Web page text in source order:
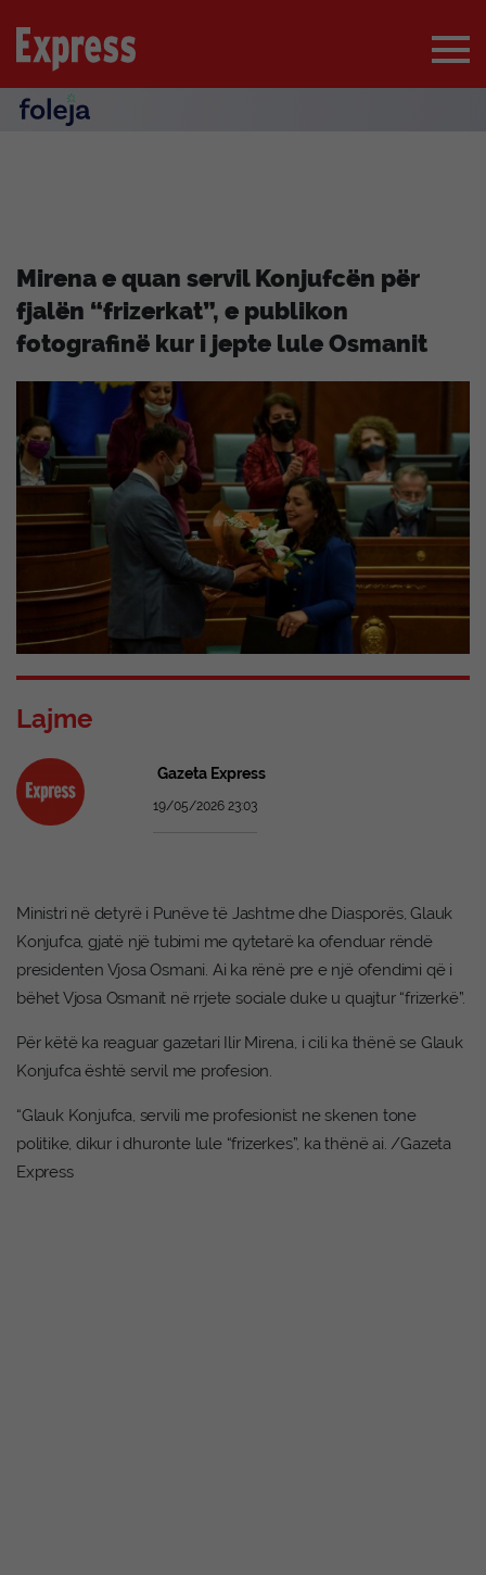
Mirena e quan servil Konjufcën për
fjalën “frizerkat”, e publikon
fotografinë kur i jepte lule Osmanit
Lajme
Gazeta Express
19/05/2026 23:03
Ministri në detyrë i Punëve të Jashtme dhe Diasporës, Glauk
Konjufca, gjatë një tubimi me qytetarë ka ofenduar rëndë
presidenten Vjosa Osmani. Ai ka rënë pre e një ofendimi që i
bëhet Vjosa Osmanit në rrjete sociale duke u quajtur “frizerkë”.
Për këtë ka reaguar gazetari Ilir Mirena, i cili ka thënë se Glauk
Konjufca është servil me profesion.
“Glauk Konjufca, servili me profesionist ne skenen tone
politike, dikur i dhuronte lule “frizerkes”, ka thënë ai. /Gazeta
Express